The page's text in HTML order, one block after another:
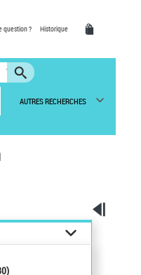
question ? Historique
AUTRES RECHERCHES